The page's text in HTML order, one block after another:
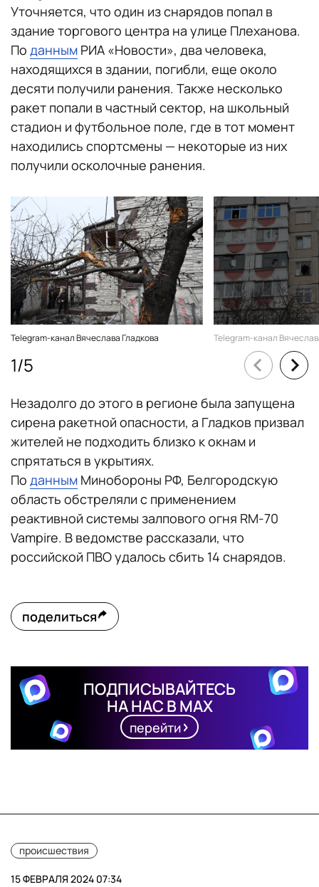
Уточняется, что один из снарядов попал в
здание торгового центра на улице Плеханова.
По данным РИА «Новости», два человека,
находящихся в здании, погибли, еще около
десяти получили ранения. Также несколько
ракет попали в частный сектор, на школьный
стадион и футбольное поле, где в тот момент
находились спортсмены — некоторые из них
получили осколочные ранения.
Telegram-канал Вячеслава Гладкова Telegram-канал
1/5
Незадолго до этого в регионе была запущена
сирена ракетной опасности, а Гладков призвал
жителей не подходить близко к окнам и
спрятаться в укрытиях.
По данным Минобороны РФ, Белгородскую
область обстреляли с применением
реактивной системы залпового огня RM-70
Vampire. В ведомстве рассказали, что
российской ПВО удалось сбить 14 снарядов.
поделиться
ПОДПИСЫВАЙТЕСЬ
НА НАС В MAX
перейти
происшествия
15 ФЕВРАЛЯ 2024 07:34